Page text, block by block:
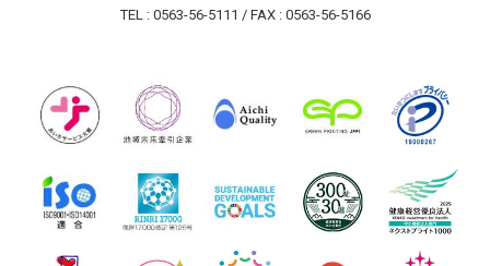
TEL : 0563-56-5111 / FAX : 0563-56-5166